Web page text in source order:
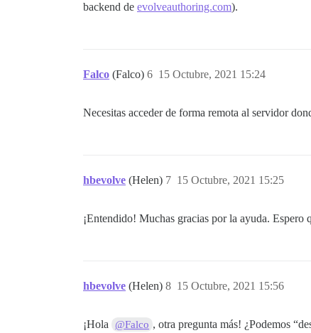
backend de evolveauthoring.com).
Falco (Falco) 15 Octubre, 2021 15:24
6
Necesitas acceder de forma remota al servidor
hbevolve (Helen) 15 Octubre, 2021 15:25
7
¡Entendido! Muchas gracias por la ayuda. Espero
hbevolve (Helen) 15 Octubre, 2021 15:56
8
¡Hola @Falco , otra pregunta más! ¿Podemos